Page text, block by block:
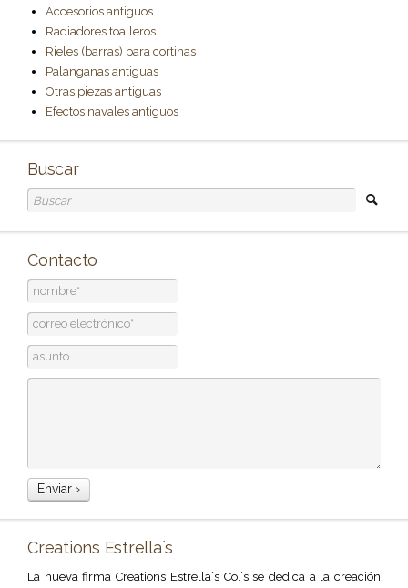
Accesorios antiguos
Radiadores toalleros
Rieles (barras) para cortinas
Palanganas antiguas
Otras piezas antiguas
Efectos navales antiguos
Buscar
Contacto
Creations Estrella´s
La nueva firma Creations Estrella´s Co.´s se dedica a la creación